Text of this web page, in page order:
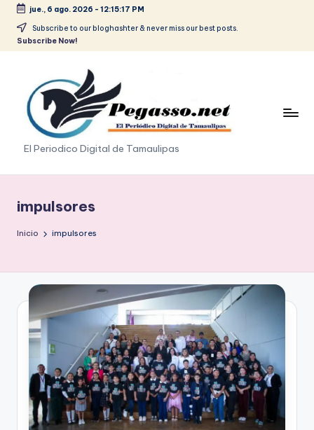
Saltar
jue., 6 ago. 2026 - 12:15:17 PM
Subscribe to our bloghashter & never miss our best posts.
Subscribe Now!
p
e
s
.
p
r
s
s
El Periodico Digital de Tamaulipas
impulsores
Inicio impulsores